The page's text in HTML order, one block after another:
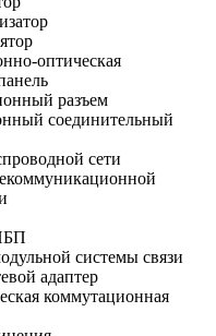
оптическая
разъем
соединительный
сети
системы связи
адаптер
коммутационная